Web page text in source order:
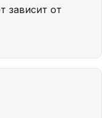
зависит от